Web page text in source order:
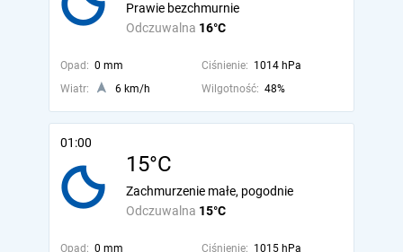
Odczuwalna 16°C
Prawie bezchmurnie
Opad: 0 mm Ciśnienie: 1014 hPa
Wiatr:
6 km/h Wilgotność: 48%
01:00
15°C
Odczuwalna 15°C
Zachmurzenie małe, pogodnie
Opad: 0 mm Ciśnienie: 1015 hPa